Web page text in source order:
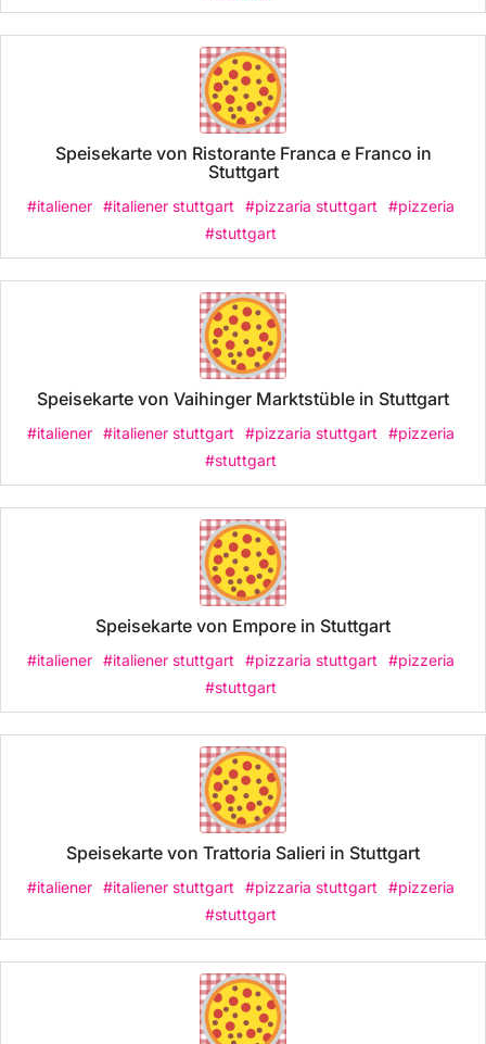
Speisekarte von Ristorante Franca e Franco in
Stuttgart
#italiener #italiener stuttgart #pizzaria stuttgart
#pizzeria
#stuttgart
Speisekarte von Vaihinger Marktstüble in Stuttgart
#italiener #italiener stuttgart #pizzaria stuttgart
#pizzeria
#stuttgart
Speisekarte von Empore in Stuttgart
#italiener #italiener stuttgart #pizzaria stuttgart
#pizzeria
#stuttgart
Speisekarte von Trattoria Salieri in Stuttgart
#italiener #italiener stuttgart #pizzaria stuttgart
#pizzeria
#stuttgart